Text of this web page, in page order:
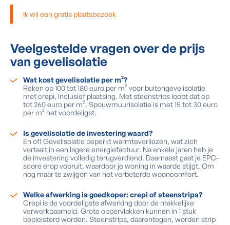
Ik wil een gratis plaatsbezoek
Veelgestelde vragen over de prijs
van gevelisolatie
Wat kost gevelisolatie per m²?
Reken op 100 tot 180 euro per m² voor buitengevelisolatie
met crepi, inclusief plaatsing. Met steenstrips loopt dat op
tot 260 euro per m². Spouwmuurisolatie is met 15 tot 30 euro
per m² het voordeligst.
Is gevelisolatie de investering waard?
En of! Gevelisolatie beperkt warmteverliezen, wat zich
vertaalt in een lagere energiefactuur. Na enkele jaren heb je
de investering volledig terugverdiend. Daarnaast gaat je EPC-
score erop vooruit, waardoor je woning in waarde stijgt. Om
nog maar te zwijgen van het verbeterde wooncomfort.
Welke afwerking is goedkoper: crepi of steenstrips?
Crepi is de voordeligste afwerking door de makkelijke
verwerkbaarheid. Grote oppervlakken kunnen in 1 stuk
bepleisterd worden. Steenstrips, daarentegen, worden strip